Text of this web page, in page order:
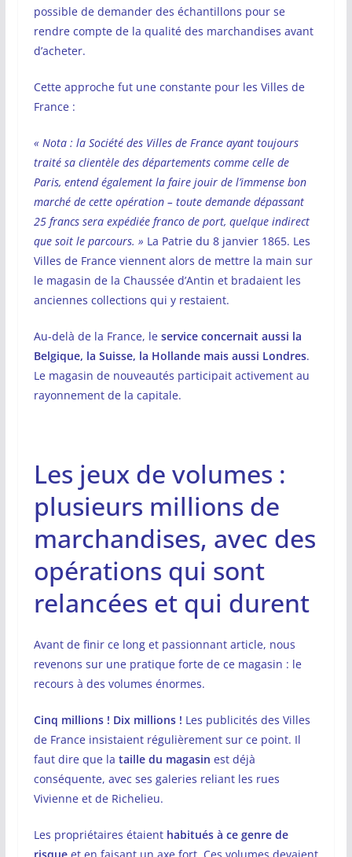
possible de demander des échantillons pour se
rendre compte de la qualité des marchandises avant
d’acheter.
Cette approche fut une constante pour les Villes de
France :
« Nota : la Société des Villes de France ayant toujours
traité sa clientèle des départements comme celle de
Paris, entend également la faire jouir de l’immense bon
marché de cette opération – toute demande dépassant
25 francs sera expédiée franco de port, quelque indirect
que soit le parcours. » La Patrie du 8 janvier 1865. Les
Villes de France viennent alors de mettre la main sur
le magasin de la Chaussée d’Antin et bradaient les
anciennes collections qui y restaient.
Au-delà de la France, le service concernait aussi la
Belgique, la Suisse, la Hollande mais aussi Londres.
Le magasin de nouveautés participait activement au
rayonnement de la capitale.
Les jeux de volumes :
plusieurs millions de
marchandises, avec des
opérations qui sont
relancées et qui durent
Avant de finir ce long et passionnant article, nous
revenons sur une pratique forte de ce magasin : le
recours à des volumes énormes.
Cinq millions ! Dix millions ! Les publicités des Villes
de France insistaient régulièrement sur ce point. Il
faut dire que la taille du magasin est déjà
conséquente, avec ses galeries reliant les rues
Vivienne et de Richelieu.
Les propriétaires étaient habitués à ce genre de